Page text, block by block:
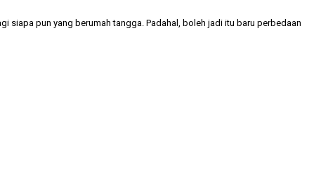
siapa pun yang berumah tangga. Padahal, boleh jadi itu baru perbedaan